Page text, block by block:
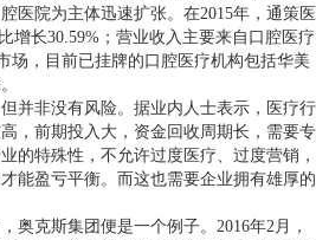
医院为主体迅速扩张。在2015年，通策医
增长30.59%；营业收入主要来自口腔医疗
场，目前已挂牌的口腔医疗机构包括华美
并非没有风险。据业内人士表示，医疗行
，前期投入大，资金回收周期长，需要专
的特殊性，不允许过度医疗、过度营销，
能盈亏平衡。而这也需要企业拥有雄厚的
奥克斯集团便是一个例子。2016年2月，